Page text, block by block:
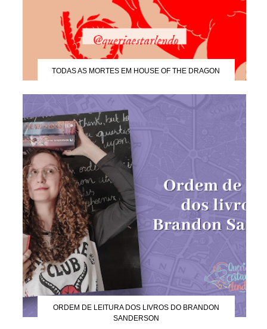
TODAS AS MORTES EM HOUSE OF THE DRAGON
ORDEM DE LEITURA DOS LIVROS DO BRANDON
SANDERSON